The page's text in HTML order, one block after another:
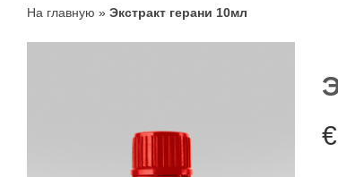
На главную » Экстракт герани 10мл
€